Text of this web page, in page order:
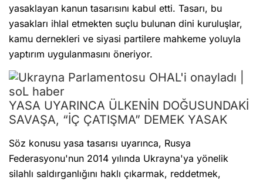
yasaklayan kanun tasarısını kabul etti. Tasarı, bu
yasakları ihlal etmekten suçlu bulunan dini kuruluşlar,
kamu dernekleri ve siyasi partilere mahkeme yoluyla
yaptırım uygulanmasını öneriyor.
YASA UYARINCA ÜLKENİN DOĞUSUNDAKİ
SAVAŞA, “İÇ ÇATIŞMA” DEMEK YASAK
Söz konusu yasa tasarısı uyarınca, Rusya
Federasyonu'nun 2014 yılında Ukrayna'ya yönelik
silahlı saldırganlığını haklı çıkarmak, reddetmek,